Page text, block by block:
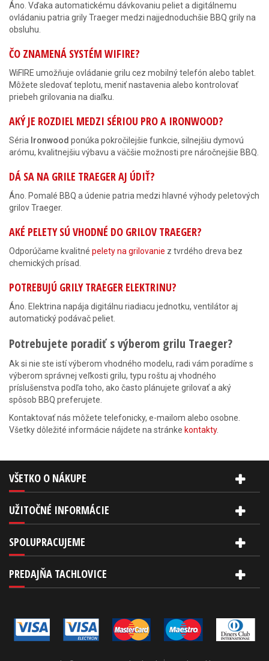
Áno. Vďaka automatickému dávkovaniu peliet a digitálnemu
ovládaniu patria grily Traeger medzi najjednoduchšie BBQ grily na
obsluhu.
ČO ZNAMENÁ SYSTÉM WIFIRE?
WiFIRE umožňuje ovládanie grilu cez mobilný telefón alebo tablet.
Môžete sledovať teplotu, meniť nastavenia alebo kontrolovať
priebeh grilovania na diaľku.
AKÝ JE ROZDIEL MEDZI SÉRIOU PRO A IRONWOOD?
Séria Ironwood ponúka pokročilejšie funkcie, silnejšiu dymovú
arómu, kvalitnejšiu výbavu a väčšie možnosti pre náročnejšie BBQ.
DÁ SA NA GRILE TRAEGER AJ ÚDIŤ?
Áno. Pomalé BBQ a údenie patria medzi hlavné výhody peletových
grilov Traeger.
AKÉ PELETY SÚ VHODNÉ DO GRILOV TRAEGER?
Odporúčame kvalitné pelety na grilovanie z tvrdého dreva bez
chemických prísad.
POTREBUJÚ GRILY TRAEGER ELEKTRINU?
Áno. Elektrina napája digitálnu riadiacu jednotku, ventilátor aj
automatický podávač peliet.
Potrebujete poradiť s výberom grilu Traeger?
Ak si nie ste istí výberom vhodného modelu, radi vám poradíme s
výberom správnej veľkosti grilu, typu roštu aj vhodného
príslušenstva podľa toho, ako často plánujete grilovať a aký
spôsob BBQ preferujete.
Kontaktovať nás môžete telefonicky, e-mailom alebo osobne.
Všetky dôležité informácie nájdete na stránke kontakty.
VŠETKO O NÁKUPE
UŽITOČNÉ INFORMÁCIE
SPOLUPRACUJEME
PREDAJŇA TACHLOVICE